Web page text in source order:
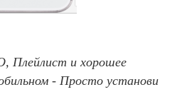
Плейлист и хорошее
- Просто установи